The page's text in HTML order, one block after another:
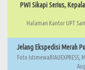
PWI Sikapi Serius,
Halaman Kantor UPT
Jelang Ekspedisi Merah
Foto IstimewaRIAUEXPRESS,